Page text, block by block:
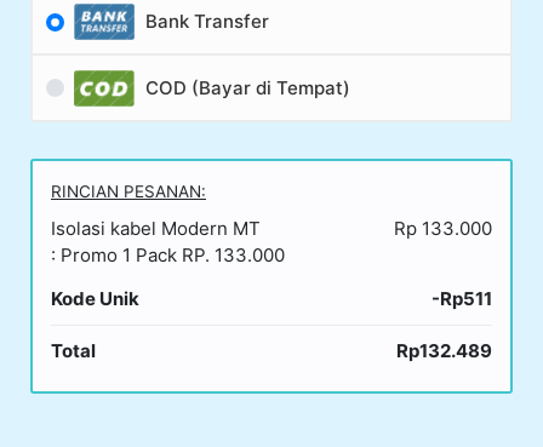
Bank Transfer
COD (Bayar di Tempat)
RINCIAN PESANAN:
Isolasi kabel Modern MT
: Promo 1 Pack RP. 133.000
Rp 133.000
Kode Unik -Rp511
Total Rp132.489